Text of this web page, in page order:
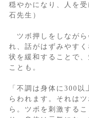
穏やかになり、人を
石先生）
ツボ押しをしながら
れ、話がはずみやす
状を緩和することで
ことも。
「不調は身体に300
らわれます。それは
ら。ツボを刺激する